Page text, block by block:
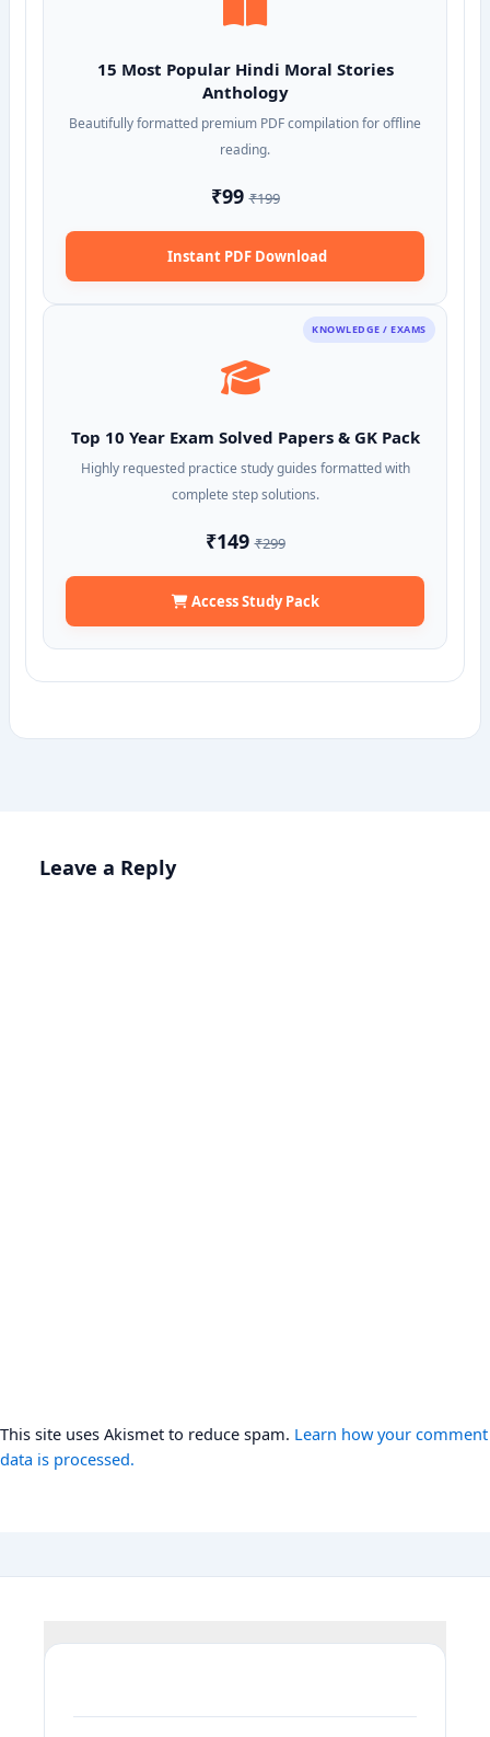
15 Most Popular Hindi Moral Stories
Anthology
Beautifully formatted premium PDF compilation for offline
reading.
₹99₹199
Instant PDF Download
KNOWLEDGE / EXAMS
Top 10 Year Exam Solved Papers & GK Pack
Highly requested practice study guides formatted with
complete step solutions.
₹149₹299
Access Study Pack
Leave a Reply
This site uses Akismet to reduce spam. Learn how your comment
data is processed.